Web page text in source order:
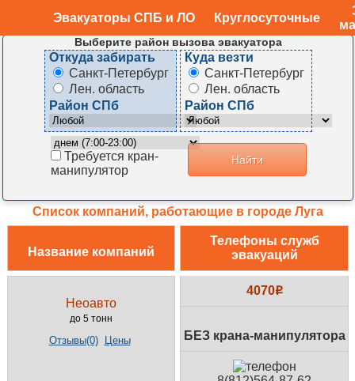
Эвакуаторы СПБ и ЛО Круглосуточные
Луга, Плюсса
Выберите район вызова эвакуатора
Откуда забирать
Санкт-Петербург
Лен. область
Район СПб
Куда везти
Санкт-Петербург
Лен. область
Район СПб
Требуется кран-
манипулятор
Список компаний, работающие в городе Луга
Название компаний
Телефоны служб
эвакуаций
Неоавто
до 5 тонн
Отзывы(0) Цены
4070
БЕЗ крана-манипулятора